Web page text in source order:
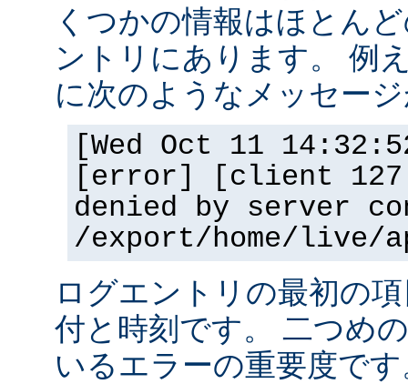
くつかの情報はほとん
ントリにあります。 例
に次のようなメッセー
[Wed Oct 11
[error] [client
denied by server
/export/home/live/
ログエントリの最初の
付と時刻です。 二つめ
いるエラーの重要度で